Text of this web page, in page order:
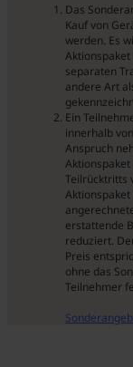
Das
Kauf von
werden. Es
Aktionspaket
separaten
andere Art
Ein
innerhalb
Anspruch
Aktionspaket
Teilrücktritts
erstattende
reduziert.
Preis
ohne das
Teilnehmer